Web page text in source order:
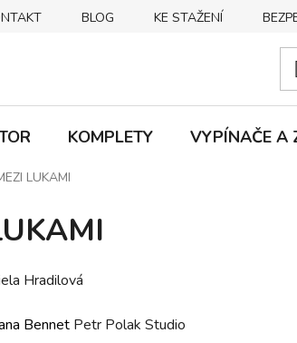
BLOG KE STAŽENÍ
KOMPLETY VYPÍNAČE A
LUKAMI
Hradilová
Bennet Petr Polak Studio